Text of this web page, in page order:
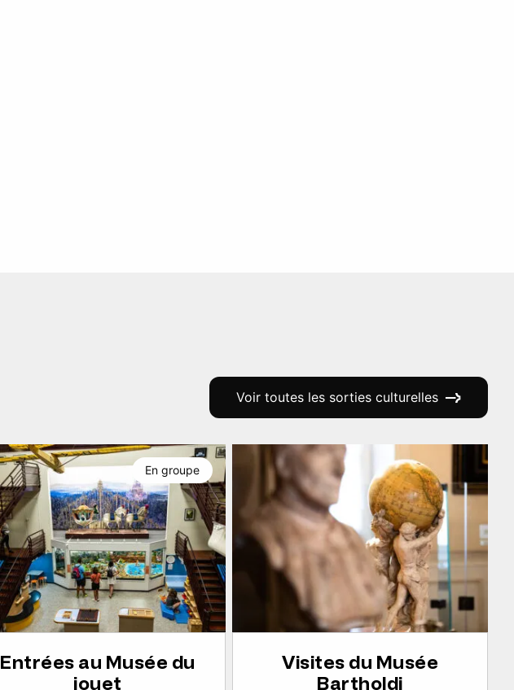
Voir toutes les sorties culturelles
Entrées au Musée du
jouet
En groupe
Visites du Musée
Bartholdi